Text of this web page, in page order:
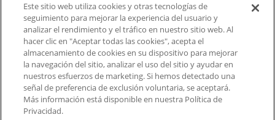
Enlaces relacionados
Duke Cancer Institute
Duke Children's
Duke School of Medicine
Duke School of Nursing
Este sitio web utiliza cookies y otras tecnologías de
seguimiento para mejorar la experiencia del usuario y
analizar el rendimiento y el tráfico en nuestro sitio web. Al
hacer clic en "Aceptar todas las cookies", acepta el
almacenamiento de cookies en su dispositivo para mejorar
la navegación del sitio, analizar el uso del sitio y ayudar en
nuestros esfuerzos de marketing. Si hemos detectado una
señal de preferencia de exclusión voluntaria, se aceptará.
Más información está disponible en nuestra Política de
Privacidad.